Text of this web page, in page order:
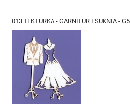
013 TEKTURKA - GARNITUR I SUKNIA - G5